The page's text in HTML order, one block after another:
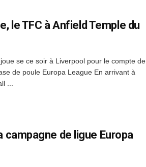
le TFC à Anfield Temple du
se ce soir à Liverpool pour le compte de
de poule Europa League En arrivant à
...
campagne de ligue Europa